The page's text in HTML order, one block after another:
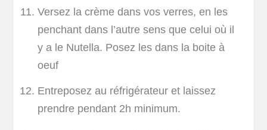
Versez la crème dans vos verres, en les
penchant dans l’autre sens que celui où il
y a le Nutella. Posez les dans la boite à
oeuf
Entreposez au réfrigérateur et laissez
prendre pendant 2h minimum.